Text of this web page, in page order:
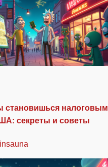
становишься налоговым
секреты и советы